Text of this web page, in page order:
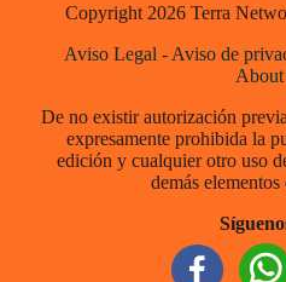
Copyright 2026 Terra
Aviso Legal - Aviso de
About
De no existir autorización
expresamente prohibida la
edición y cualquier otro uso
demás